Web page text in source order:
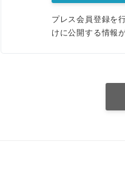
プレス会員登録を
けに公開する情報